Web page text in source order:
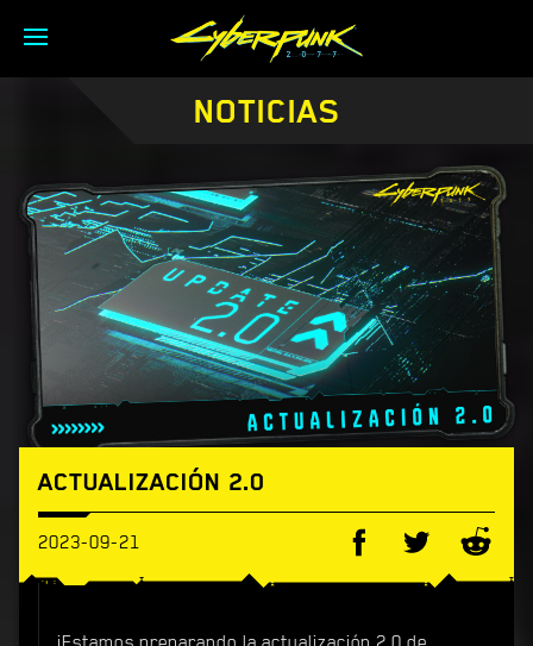
NOTICIAS
ACTUALIZACIÓN 2.0
2023-09-21